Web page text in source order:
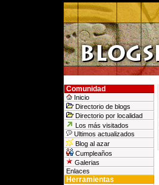
Comunidad
Inicio
Directorio de blogs
Directorio por localidad
Los más visitados
Ultimos actualizados
Blog al azar
Cumpleaños
Galerias
Enlaces
Herramientas